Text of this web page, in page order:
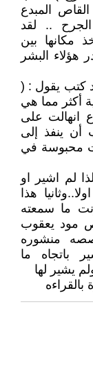
المبدع
.. لقد
مكانها بين
البشر
كتب يقول : (
أكثر مما هي
انهالت على
أن ينفذ إلى
محبوسة في
لم اشير او
هذا
ما سمعته
مود يعقوب
منشوره
باتجاه ما
يشير لها